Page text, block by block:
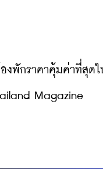
งพักราคาคุ้มค่าที่สุดใ
Magazine